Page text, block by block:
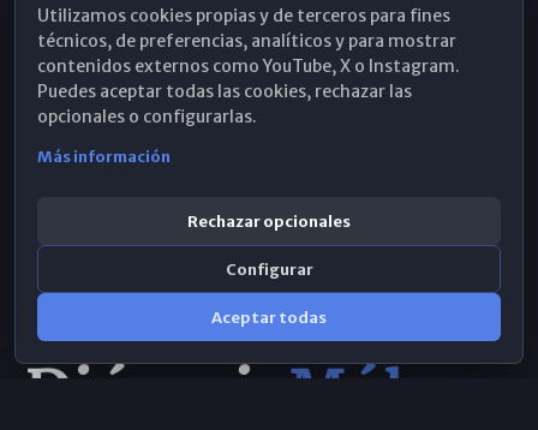
Hemeroteca
WhatsApp
Utilizamos cookies propias y de terceros para fines
técnicos, de preferencias, analíticos y para mostrar
contenidos externos como YouTube, X o Instagram.
Puedes aceptar todas las cookies, rechazar las
opcionales o configurarlas.
Más información
Rechazar opcionales
Configurar
Aceptar todas